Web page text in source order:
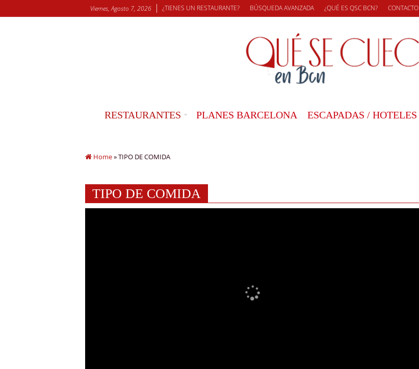
Viernes, Agosto 7, 2026 ¿TIENES UN RESTAURANTE? BÚSQUEDA AVANZADA ¿QUÉ ES QSC BCN? CONTACTO
RESTAURANTES PLANES BARCELONA ESCAPADAS / HOTELES
Home»TIPO DE COMIDA
TIPO DE COMIDA